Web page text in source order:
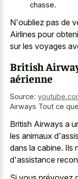
chasse.
N'oubliez pas de
Airlines pour
sur les voyages
British
aérienne
Source:
Airways Tout ce
British Airways a
les animaux
dans la cabine. Ils
d'assistance